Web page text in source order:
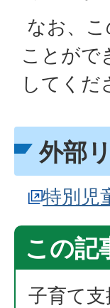
なお、
ことがで
してくだ
外部
特別児
この記
子育て支